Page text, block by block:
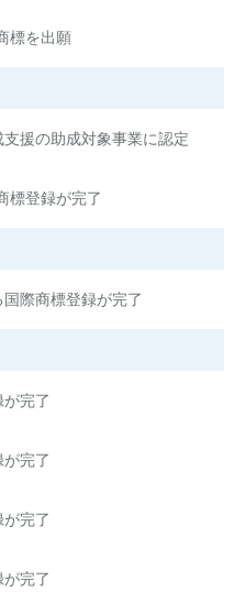
標を出願
援の助成対象事業に認定
標登録が完了
際商標登録が完了
完了
完了
完了
完了